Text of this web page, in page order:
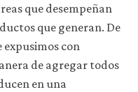
que desempeñan
que generan. De
con
de agregar todos
en una